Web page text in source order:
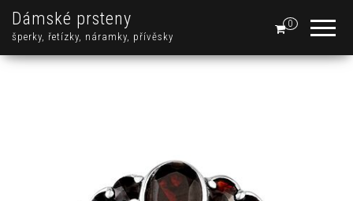
Dámské prsteny
šperky, řetízky, náramky, přívěsky
0